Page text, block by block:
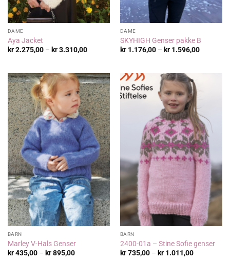
DAME
Aya Jacket
kr2.275,00 – kr3.310,00Prisområde:
DAME
SKYHIGH Genser pakke B
kr1.176,00 – kr1.596,00
BARN
Marley V-Hals Genser
kr435,00 – kr895,00Prisområde:
BARN
2400-01a – Stine Sofie genser
kr735,00 – kr1.011,00